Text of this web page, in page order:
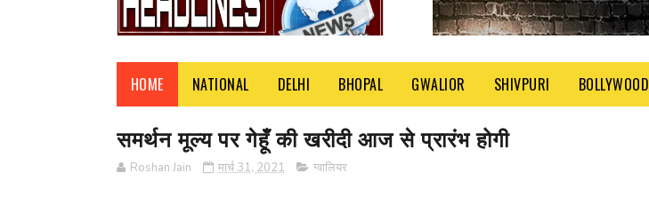
HOME NATIONAL DELHI BHOPAL GWALIOR SHIVPURI BOLLYWOOD
समर्थन मूल्य पर गेहूँ की खरीदी आज से प्रारंभ होगी
Roshan Jain मार्च 31, 2021 ग्वालियर